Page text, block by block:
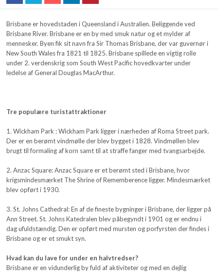
Brisbane er hovedstaden i Queensland i Australien. Beliggende ved
Brisbane River. Brisbane er en by med smuk natur og et mylder af
mennesker. Byen fik sit navn fra Sir Thomas Brisbane, der var guvernør i
New South Wales fra 1821 til 1825. Brisbane spillede en vigtig rolle
under 2. verdenskrig som South West Pacific hovedkvarter under
ledelse af General Douglas MacArthur.
Tre populære turistattraktioner
1. Wickham Park : Wickham Park ligger i nærheden af Roma Street park.
Der er en berømt vindmølle der blev bygget i 1828. Vindmøllen blev
brugt til formaling af korn samt til at straffe fanger med tvangsarbejde.
2. Anzac Square: Anzac Square er et berømt sted i Brisbane, hvor
krigsmindesmærket The Shrine of Rememberence ligger. Mindesmærket
blev opført i 1930.
3. St. Johns Cathedral: En af de fineste bygninger i Brisbane, der ligger på
Ann Street. St. Johns Katedralen blev påbegyndt i 1901 og er endnu i
dag ufuldstændig. Den er opført med mursten og porfyrsten der findes i
Brisbane og er et smukt syn.
Hvad kan du lave for under en halvtredser?
Brisbane er en vidunderlig by fuld af aktiviteter og med en dejlig